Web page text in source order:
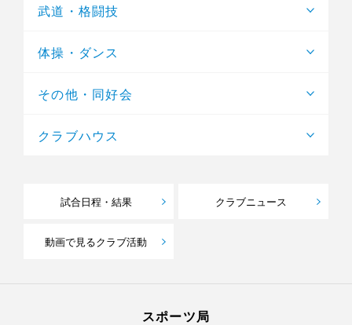
武道・格闘技
体操・ダンス
その他・同好会
クラブハウス
試合日程・結果 クラブニュース
動画で見るクラブ活動
スポーツ局